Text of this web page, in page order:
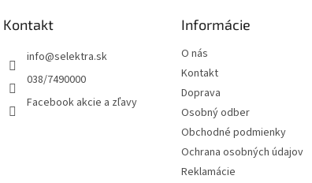
Kontakt
info@selektra.sk
038/7490000
Facebook akcie a zľavy
Informácie
O nás
Kontakt
Doprava
Osobný odber
Obchodné podmienky
Ochrana osobných údajov
Reklamácie